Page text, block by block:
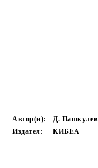
Автор(и):
Д. Пашкулев
Издател:
КИБЕА